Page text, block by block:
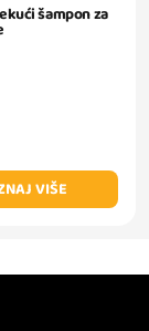
šampon za
VIŠE